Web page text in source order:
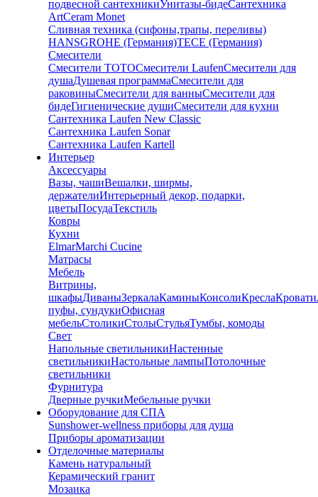
подвесной сантехникиУнитазы-бидеСантехника
ArtCeram Monet
Сливная техника (сифоны,трапы, переливы)
HANSGROHE (Германия)TECE (Германия)
Смесители
Смесители TOTOСмесители LaufenСмесители для
душаДушевая программаСмесители для
раковиныСмесители для ванныСмесители для
бидеГигиенические душиСмесители для кухни
Сантехника Laufen New Classic
Сантехника Laufen Sonar
Сантехника Laufen Kartell
Интерьер
Аксессуары
Вазы, чашиВешалки, ширмы,
держателиИнтерьерный декор, подарки,
цветыПосудаТекстиль
Ковры
Кухни
ElmarMarchi Cucine
Матрасы
Мебель
Витрины,
шкафыДиваныЗеркалаКаминыКонсолиКреслаКровати
пуфы, сундукиОфисная
мебельСтоликиСтолыСтульяТумбы, комоды
Свет
Напольные светильникиНастенные
светильникиНастольные лампыПотолочные
светильники
Фурнитура
Дверные ручкиМебельные ручки
Оборудование для СПА
Sunshower-wellness приборы для душа
Приборы ароматизации
Отделочные материалы
Камень натуральный
Керамический гранит
Мозаика